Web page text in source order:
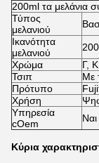
200ml τα μελάνια
Τύπος
μελανιού
Ικανότητα
μελανιού
Χρώμα
Γ,
Τσιπ
Με
Πρότυπο
Χρήση
Υπηρεσία
cOem
Ναι
Κύρια